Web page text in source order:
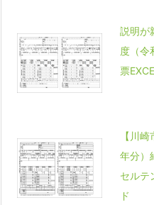
説明が
度（
票
【川
年分）
セルテ
ド